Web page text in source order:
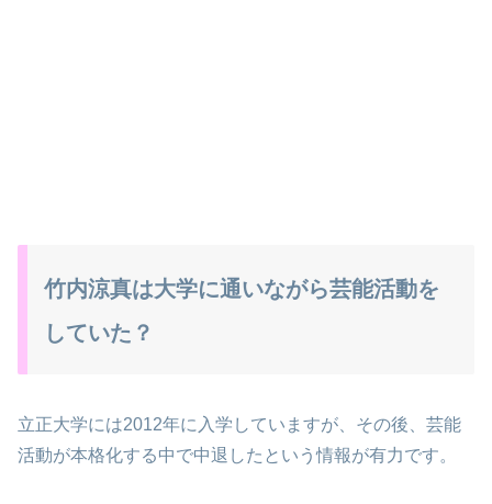
竹内涼真は大学に通いながら芸能活動を
していた？
立正大学には2012年に入学していますが、その後、芸能
活動が本格化する中で中退したという情報が有力です。